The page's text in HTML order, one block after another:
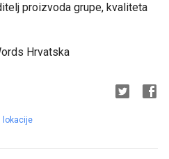
proizvoda grupe, kvaliteta
Hrvatska
lokacije